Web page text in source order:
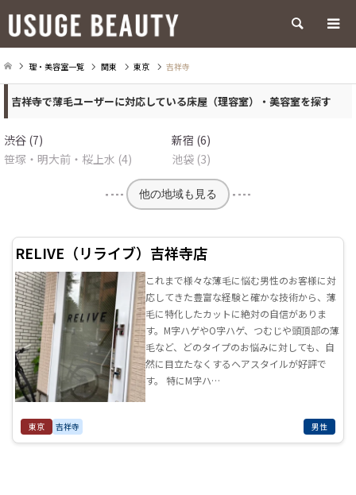
検索
理・美容室一覧 関東 東京 吉祥寺
吉祥寺で薄毛ユーザーに対応している床屋（理容室）・美容室を探す
渋谷 (7)
新宿 (6)
笹塚・明大前・桜上水 (4)
池袋 (3)
他の地域も見る
RELIVE（リライブ）吉祥寺店
これまで様々な薄毛に悩む男性のお客様に対
応してきた豊富な経験と確かな技術から、薄
毛に特化したカットに絶対の自信がありま
す。M字ハゲやO字ハゲ、つむじや頭頂部の薄
毛など、どのタイプのお悩みに対しても、自
然に目立たなくするヘアスタイルが好評で
す。 特にM字ハ…
東京 吉祥寺 男性